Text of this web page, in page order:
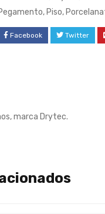
, Piso,
Facebook Twitter
marca Drytec.